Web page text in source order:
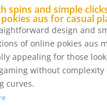
spins and simple
aus for casual
design and
of online pokies aus
appealing for those
without complexity
curves.